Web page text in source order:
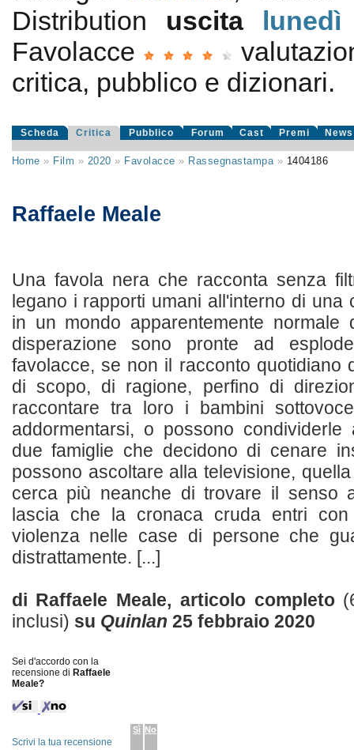
Distribution uscita lunedì
Favolacce
critica, pubblico e dizionari.
Scheda Critica Pubblico Forum Cast Premi News
Home » Film » 2020 » Favolacce » Rassegnastampa» 1404186
Raffaele Meale
Una favola nera che racconta senza
legano i rapporti umani all'interno di una
in un mondo apparentemente
disperazione sono pronte ad
favolacce, se non il racconto quotidiano
di scopo, di ragione, perfino di
raccontare tra loro i bambini
addormentarsi, o possono
due famiglie che decidono di cenare
possono ascoltare alla televisione,
cerca più neanche di trovare il senso
lascia che la cronaca cruda entri
violenza nelle case di persone che
distrattamente. [...]
di Raffaele Meale, articolo completo
inclusi) su Quinlan 25 febbraio 2020
Sei d'accordo con la
recensione di Raffaele
Meale?
Sì No
Scrivi la tua recensione